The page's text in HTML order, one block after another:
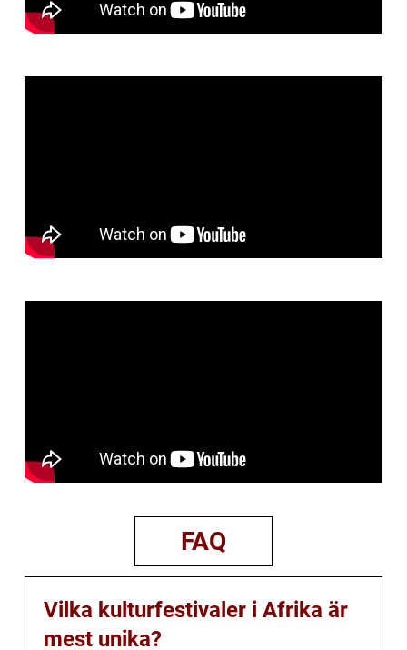
FAQ
Vilka kulturfestivaler i Afrika är
mest unika?